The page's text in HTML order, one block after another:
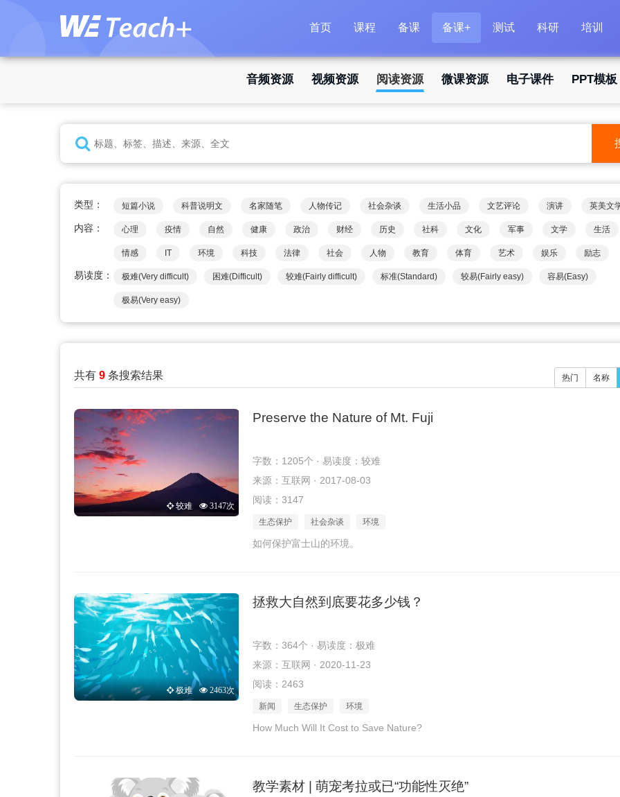
首页 课程 备课 备课+ 测试 科研 培训
音频资源 视频资源 阅读资源 微课资源 电子课件 PPT模板
类型： 短篇小说 科普说明文 名家随笔 人物传记 社会杂谈 生活小品 文艺评论 演讲 英美文
内容： 心理 疫情 自然 健康 政治 财经 历史 社科 文化 军事 文学 生活
情感 IT 环境 科技 法律 社会 人物 教育 体育 艺术 娱乐 励志
易读度： 极难(Very difficult) 困难(Difficult) 较难(Fairly difficult) 标准(Standard) 较易(Fairly easy) 容易(Easy)
极易(Very easy)
共有 9 条搜索结果 热门 名称
较难 3147次
Preserve the Nature of Mt. Fuji
字数：1205个 · 易读度：较难
来源：互联网 · 2017-08-03
阅读：3147
生态保护 社会杂谈 环境
如何保护富士山的环境。
极难 2463次
拯救大自然到底要花多少钱？
字数：364个 · 易读度：极难
来源：互联网 · 2020-11-23
阅读：2463
新闻 生态保护 环境
How Much Will It Cost to Save Nature?
教学素材 | 萌宠考拉或已“功能性灭绝”